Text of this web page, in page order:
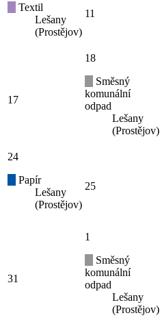
Textil
Lešany
(Prostějov)
11
17
18
Směsný
komunální
odpad
Lešany
(Prostějov)
24
Papír
Lešany
(Prostějov)
25
31
1
Směsný
komunální
odpad
Lešany
(Prostějov)